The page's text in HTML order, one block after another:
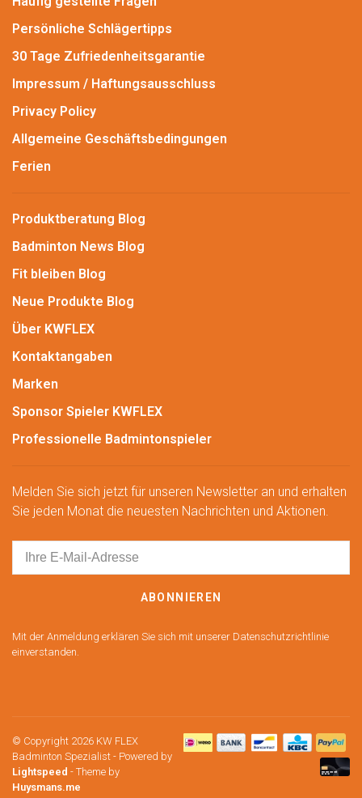
Persönliche Schlägertipps
30 Tage Zufriedenheitsgarantie
Impressum / Haftungsausschluss
Privacy Policy
Allgemeine Geschäftsbedingungen
Ferien
Produktberatung Blog
Badminton News Blog
Fit bleiben Blog
Neue Produkte Blog
Über KWFLEX
Kontaktangaben
Marken
Sponsor Spieler KWFLEX
Professionelle Badmintonspieler
Melden Sie sich jetzt für unseren Newsletter an und erhalten
Sie jeden Monat die neuesten Nachrichten und Aktionen.
ABONNIEREN
Mit der Anmeldung erklären Sie sich mit unserer Datenschutzrichtlinie
einverstanden.
© Copyright 2026 KW FLEX
Badminton Spezialist - Powered by
Lightspeed - Theme by
Huysmans.me